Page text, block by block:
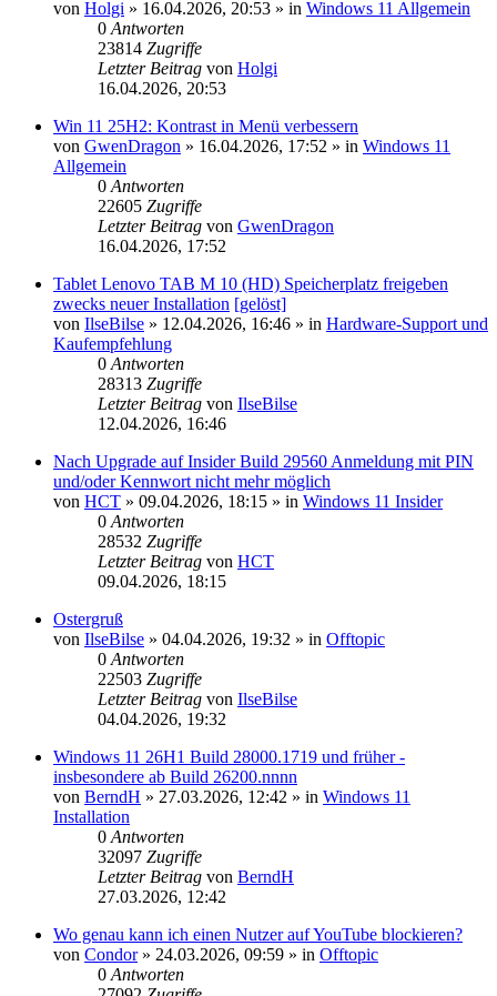
von Holgi » 16.04.2026, 20:53 » in Windows 11 Allgemein
0Antworten
23814 Zugriffe
Letzter Beitrag von Holgi
16.04.2026, 20:53
Win 11 25H2: Kontrast in Menü verbessern
von GwenDragon » 16.04.2026, 17:52 » in Windows 11
Allgemein
0Antworten
22605 Zugriffe
Letzter Beitrag von GwenDragon
16.04.2026, 17:52
Tablet Lenovo TAB M 10 (HD) Speicherplatz freigeben
zwecks neuer Installation [gelöst]
von IlseBilse » 12.04.2026, 16:46 » in Hardware-Support und
Kaufempfehlung
0Antworten
28313 Zugriffe
Letzter Beitrag von IlseBilse
12.04.2026, 16:46
Nach Upgrade auf Insider Build 29560 Anmeldung mit PIN
und/oder Kennwort nicht mehr möglich
von HCT » 09.04.2026, 18:15 » in Windows 11 Insider
0Antworten
28532 Zugriffe
Letzter Beitrag von HCT
09.04.2026, 18:15
Ostergruß
von IlseBilse » 04.04.2026, 19:32 » in Offtopic
0Antworten
22503 Zugriffe
Letzter Beitrag von IlseBilse
04.04.2026, 19:32
Windows 11 26H1 Build 28000.1719 und früher -
insbesondere ab Build 26200.nnnn
von BerndH » 27.03.2026, 12:42 » in Windows 11
Installation
0Antworten
32097 Zugriffe
Letzter Beitrag von BerndH
27.03.2026, 12:42
Wo genau kann ich einen Nutzer auf YouTube blockieren?
von Condor» 24.03.2026, 09:59 » in Offtopic
0Antworten